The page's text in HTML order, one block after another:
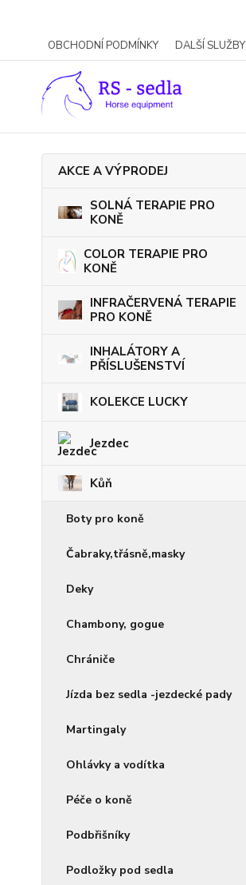
OBCHODNÍ PODMÍNKY DALŠÍ SLUŽBY
AKCE A VÝPRODEJ
SOLNÁ TERAPIE PRO
KONĚ
COLOR TERAPIE PRO
KONĚ
INFRAČERVENÁ TERAPIE
PRO KONĚ
INHALÁTORY A
PŘÍSLUŠENSTVÍ
KOLEKCE LUCKY
Jezdec
Kůň
Boty pro koně
Čabraky,třásně,masky
Deky
Chambony, gogue
Chrániče
Jízda bez sedla -jezdecké pady
Martingaly
Ohlávky a vodítka
Péče o koně
Podbřišníky
Podložky pod sedla